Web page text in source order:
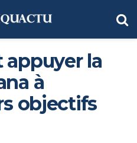
appuyer la
à
objectifs